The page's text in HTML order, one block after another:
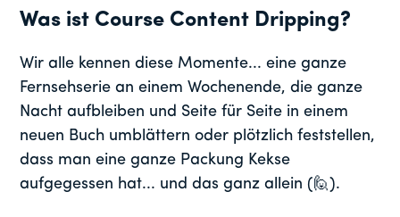
Was ist Course Content Dripping?
Wir alle kennen diese Momente... eine ganze
Fernsehserie an einem Wochenende, die ganze
Nacht aufbleiben und Seite für Seite in einem
neuen Buch umblättern oder plötzlich feststellen,
dass man eine ganze Packung Kekse
aufgegessen hat... und das ganz allein (🙋).